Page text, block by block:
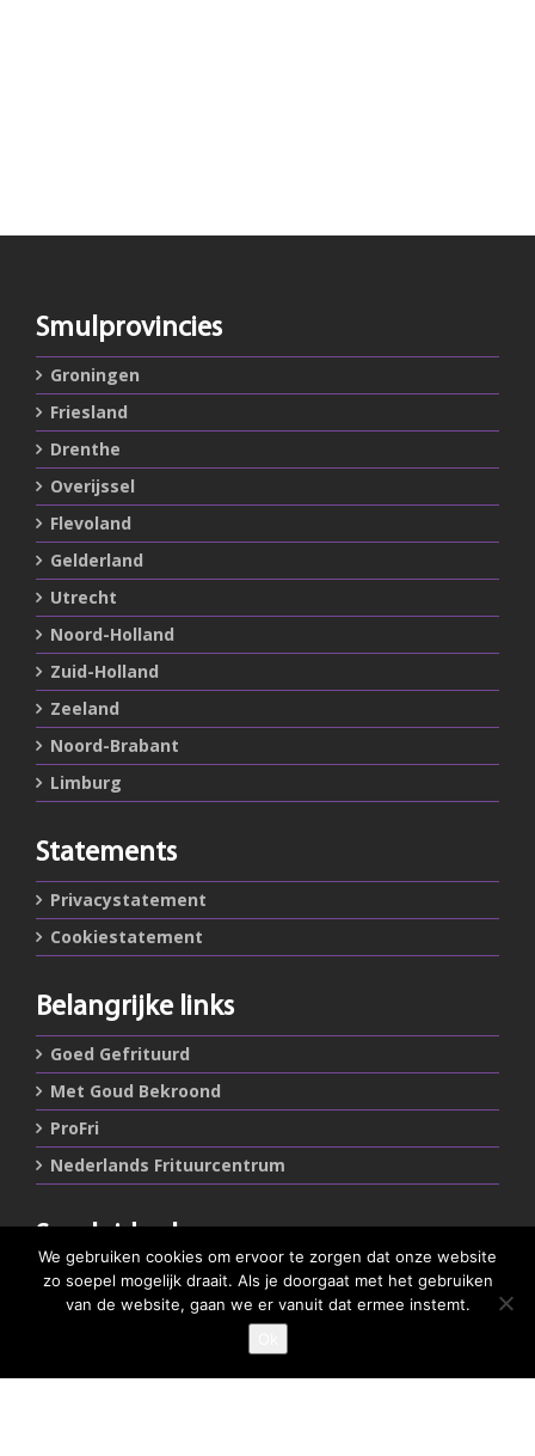
GEEF JE SMULSCORE
Smulprovincies
Groningen
Friesland
Drenthe
Overijssel
Flevoland
Gelderland
Utrecht
Noord-Holland
Zuid-Holland
Zeeland
Noord-Brabant
Limburg
Statements
Privacystatement
Cookiestatement
Belangrijke links
Goed Gefrituurd
Met Goud Bekroond
ProFri
Nederlands Frituurcentrum
Smulgids.nl
Nederlands Frituurcentrum
Blaarthemseweg 72
T :040-7200900 (optie 2)
We gebruiken cookies om ervoor te zorgen dat onze website
zo soepel mogelijk draait. Als je doorgaat met het gebruiken
van de website, gaan we er vanuit dat ermee instemt.